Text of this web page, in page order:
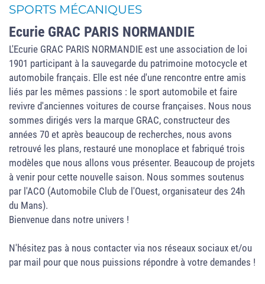
SPORTS MÉCANIQUES
Ecurie GRAC PARIS NORMANDIE
L'Ecurie GRAC PARIS NORMANDIE est une association de loi
1901 participant à la sauvegarde du patrimoine motocycle et
automobile français. Elle est née d'une rencontre entre amis
liés par les mêmes passions : le sport automobile et faire
revivre d'anciennes voitures de course françaises. Nous nous
sommes dirigés vers la marque GRAC, constructeur des
années 70 et après beaucoup de recherches, nous avons
retrouvé les plans, restauré une monoplace et fabriqué trois
modèles que nous allons vous présenter. Beaucoup de projets
à venir pour cette nouvelle saison. Nous sommes soutenus
par l'ACO (Automobile Club de l'Ouest, organisateur des 24h
du Mans).
Bienvenue dans notre univers !
N'hésitez pas à nous contacter via nos réseaux sociaux et/ou
par mail pour que nous puissions répondre à votre demandes !